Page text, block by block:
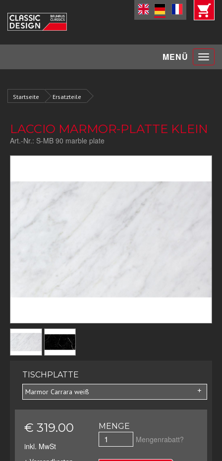
MENÜ Toggle
Startseite Ersatzteile
LACCIO MARMOR-PLATTE KLEIN
Art.-Nr.: S-MB 90 marble plate
TISCHPLATTE
Marmor Carrara weiß
€ 319.00
inkl. MwSt
MENGE
Mengenrabatt?